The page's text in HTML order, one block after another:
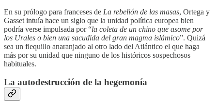
En su prólogo para franceses de La rebelión de las masas, Ortega y
Gasset intuía hace un siglo que la unidad política europea bien
podría verse impulsada por “la coleta de un chino que asome por
los Urales o bien una sacudida del gran magma islámico”. Quizá
sea un flequillo anaranjado al otro lado del Atlántico el que haga
más por su unidad que ninguno de los históricos sospechosos
habituales.
La autodestrucción de la hegemonía